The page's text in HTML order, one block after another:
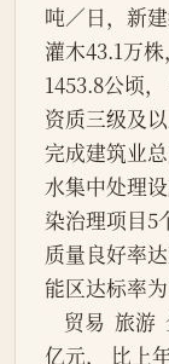
吨／日，新
灌木43.1万
1453.8公顷
资质三级及以
完成建筑业
水集中处理
染治理项目5
质量良好率
能区达标率为
亿元， 比上